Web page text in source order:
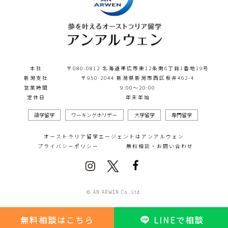
本社
〒080-0812 北海道帯広市東12条南6丁目1番地19号
新潟支社
〒950-2044 新潟県新潟市西区坂井462-4
営業時間
9:00～20:00
定休日
年末年始
語学留学 ワーキングホリデー 大学留学 専門留学
オーストラリア留学エージェントはアンアルウェン
プライバシーポリシー
無料相談・お問い合わせ
© AN ARWEN Co.,Ltd.
無料相談はこちら LINEで相談